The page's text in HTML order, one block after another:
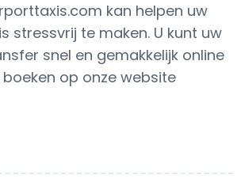
kan helpen uw
stressvrij te maken. U kunt uw
snel en gemakkelijk online
op onze website